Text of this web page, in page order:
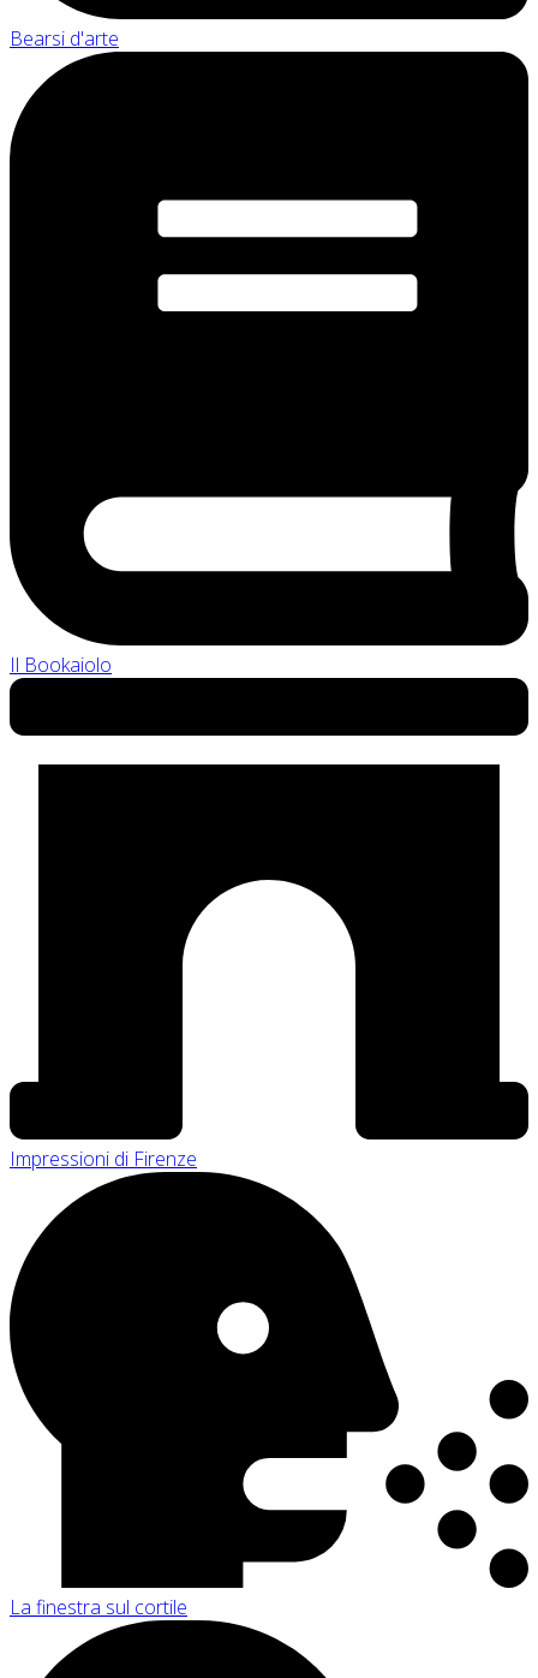
Bearsi d'arte
Il Bookaiolo
Impressioni di Firenze
La finestra sul cortile